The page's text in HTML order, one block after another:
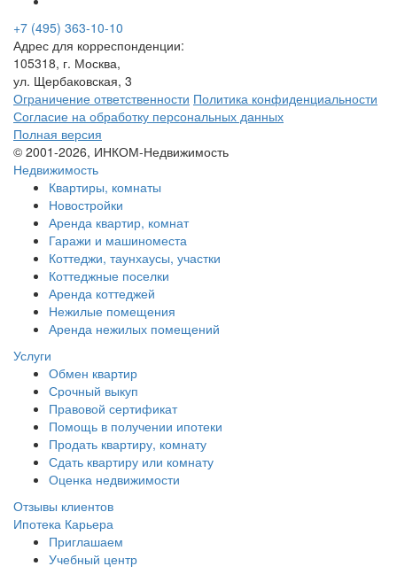
+7 (495) 363-10-10
Адрес для корреспонденции:
105318, г. Москва,
ул. Щербаковская, 3
Ограничение ответственности Политика конфиденциальности
Согласие на обработку персональных данных
Полная версия
© 2001-2026, ИНКОМ-Недвижимость
Недвижимость
Квартиры, комнаты
Новостройки
Аренда квартир, комнат
Гаражи и машиноместа
Коттеджи, таунхаусы, участки
Коттеджные поселки
Аренда коттеджей
Нежилые помещения
Аренда нежилых помещений
Услуги
Обмен квартир
Срочный выкуп
Правовой сертификат
Помощь в получении ипотеки
Продать квартиру, комнату
Сдать квартиру или комнату
Оценка недвижимости
Отзывы клиентов
Ипотека Карьера
Приглашаем
Учебный центр